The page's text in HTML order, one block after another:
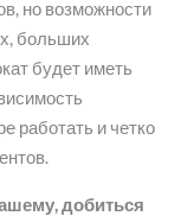
но возможности
больших
будет иметь
работать и четко
добиться